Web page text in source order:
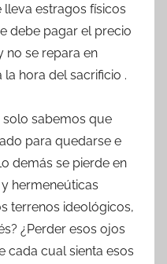
lleva estragos físicos
debe pagar el precio
no se repara en
hora del sacrificio .
solo sabemos que
para quedarse e
demás se pierde en
hermeneúticas
terrenos ideológicos,
¿Perder esos ojos
cada cual sienta esos